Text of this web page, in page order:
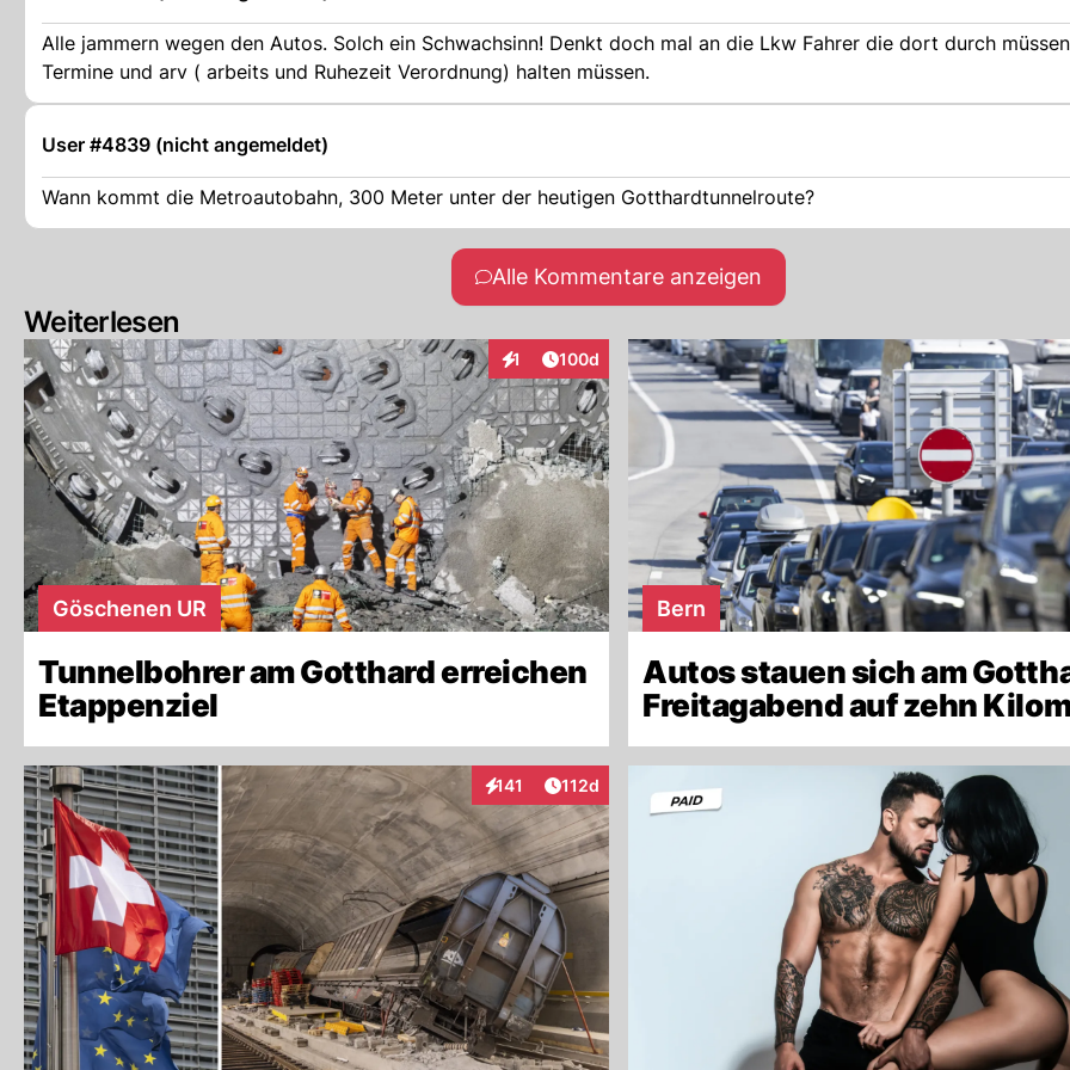
Alle jammern wegen den Autos. Solch ein Schwachsinn! Denkt doch mal an die Lkw Fahrer die dort durch
Termine und arv ( arbeits und Ruhezeit Verordnung) halten müssen.
User #4839 (nicht angemeldet)
Wann kommt die Metroautobahn, 300 Meter unter der heutigen Gotthardtunnelroute?
Alle Kommentare anzeigen
Weiterlesen
1
InteraktionenArtikel veröffentlicht:
100d
Göschenen UR
Tunnelbohrer am Gotthard erreichen
Etappenziel
Bern
Autos stauen sich am
Freitagabend auf zehn
141
InteraktionenArtikel veröffentlicht:
112d